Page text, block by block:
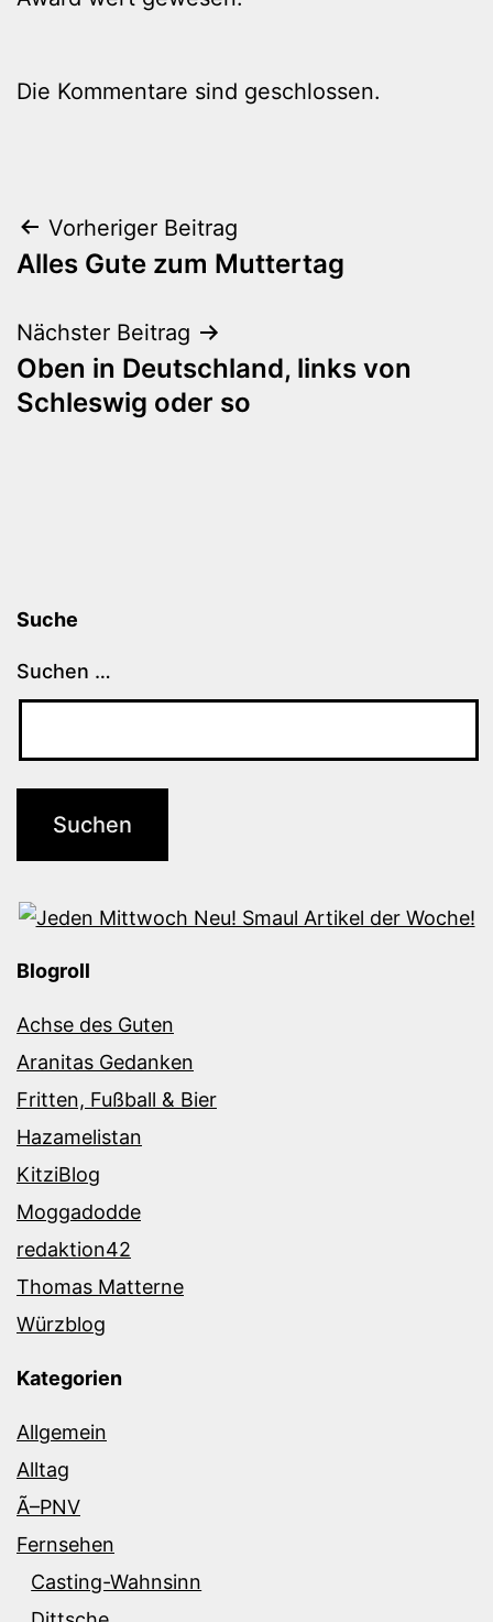
Die Kommentare sind geschlossen.
Beitragsnavigation
Vorheriger Beitrag
Alles Gute zum Muttertag
Nächster Beitrag
Oben in Deutschland, links von
Schleswig oder so
Suche
Suchen …
Blogroll
Achse des Guten
Aranitas Gedanken
Fritten, Fußball & Bier
Hazamelistan
KitziBlog
Moggadodde
redaktion42
Thomas Matterne
Würzblog
Kategorien
Allgemein
Alltag
Ã–PNV
Fernsehen
Casting-Wahnsinn